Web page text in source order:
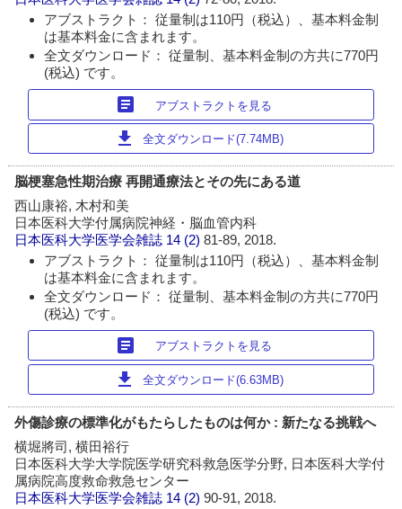
アブストラクト： 従量制は110円（税込）、基本料金制
は基本料金に含まれます。
全文ダウンロード： 従量制、基本料金制の方共に770円
(税込) です。
article アブストラクトを見る
download 全文ダウンロード(7.74MB)
脳梗塞急性期治療 再開通療法とその先にある道
西山康裕, 木村和美
日本医科大学付属病院神経・脳血管内科
日本医科大学医学会雑誌 14 (2)81-89, 2018.
アブストラクト： 従量制は110円（税込）、基本料金制
は基本料金に含まれます。
全文ダウンロード： 従量制、基本料金制の方共に770円
(税込) です。
article アブストラクトを見る
download 全文ダウンロード(6.63MB)
外傷診療の標準化がもたらしたものは何か : 新たなる挑戦へ
横堀將司, 横田裕行
日本医科大学大学院医学研究科救急医学分野, 日本医科大学付
属病院高度救命救急センター
日本医科大学医学会雑誌 14 (2)90-91, 2018.